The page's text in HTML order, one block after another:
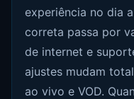
experiência no dia
correta passa por
de internet e
ajustes mudam
ao vivo e VOD.